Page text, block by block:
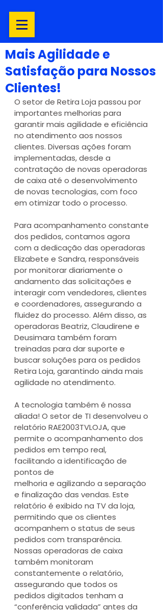
Mais Agilidade e
Satisfação para Nossos
Clientes!
O setor de Retira Loja passou por
importantes melhorias para
garantir mais agilidade e eficiência
no atendimento aos nossos
clientes. Diversas ações foram
implementadas, desde a
contratação de novas operadoras
de caixa até o desenvolvimento
de novas tecnologias, com foco
em otimizar todo o processo.
Para acompanhamento constante
dos pedidos, contamos agora
com a dedicação das operadoras
Elizabete e Sandra, responsáveis
por monitorar diariamente o
andamento das solicitações e
interagir com vendedores, clientes
e coordenadores, assegurando a
fluidez do processo. Além disso, as
operadoras Beatriz, Claudirene e
Deusimara também foram
treinadas para dar suporte e
buscar soluções para os pedidos
Retira Loja, garantindo ainda mais
agilidade no atendimento.
A tecnologia também é nossa
aliada! O setor de TI desenvolveu o
relatório RAE2003TVLOJA, que
permite o acompanhamento dos
pedidos em tempo real,
facilitando a identificação de
pontos de
melhoria e agilizando a separação
e finalização das vendas. Este
relatório é exibido na TV da loja,
permitindo que os clientes
acompanhem o status de seus
pedidos com transparência.
Nossas operadoras de caixa
também monitoram
constantemente o relatório,
assegurando que todos os
pedidos digitados tenham a
“conferência validada” antes da